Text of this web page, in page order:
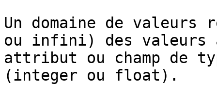
Un domaine de
ou infini) des valeurs
attribut ou champ de
(integer ou float).